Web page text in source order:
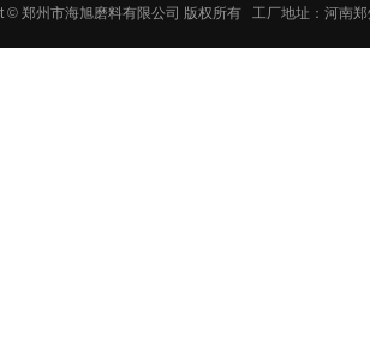
© 郑州市海旭磨料有限公司 版权所有 工厂地址：河